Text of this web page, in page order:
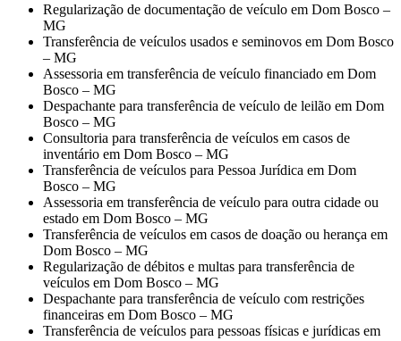
Regularização de documentação de veículo em Dom Bosco –
MG
Transferência de veículos usados e seminovos em Dom Bosco
– MG
Assessoria em transferência de veículo financiado em Dom
Bosco – MG
Despachante para transferência de veículo de leilão em Dom
Bosco – MG
Consultoria para transferência de veículos em casos de
inventário em Dom Bosco – MG
Transferência de veículos para Pessoa Jurídica em Dom
Bosco – MG
Assessoria em transferência de veículo para outra cidade ou
estado em Dom Bosco – MG
Transferência de veículos em casos de doação ou herança em
Dom Bosco – MG
Regularização de débitos e multas para transferência de
veículos em Dom Bosco – MG
Despachante para transferência de veículo com restrições
financeiras em Dom Bosco – MG
Transferência de veículos para pessoas físicas e jurídicas em